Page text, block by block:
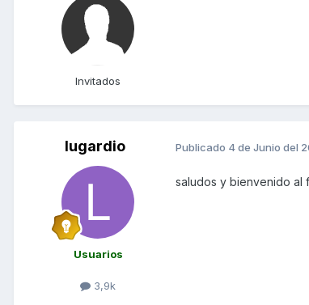
Invitados
lugardio
Usuarios
3,9k
Publicado 4 de Junio del
saludos y bienvenido al